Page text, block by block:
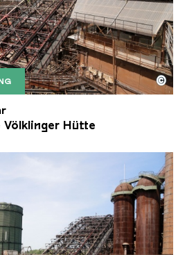
der Völklinger Hütte mit
Völklinger Hütte | Karl
©
Hütte